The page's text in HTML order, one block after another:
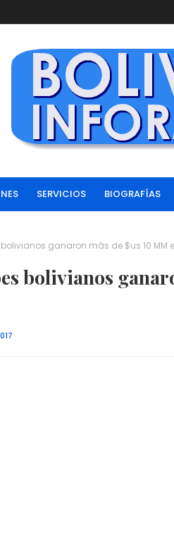
SERVICIOS BIOGRAFÍAS
ganaron más de $us 10 MM
bolivianos